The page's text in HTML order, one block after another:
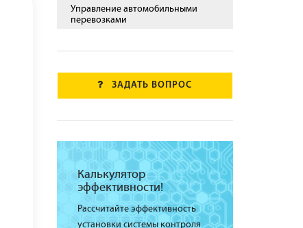
Управление автомобильными
перевозками
ЗАДАТЬ ВОПРОС
Калькулятор
эффективности!
Рассчитайте эффективность
установки системы контроля